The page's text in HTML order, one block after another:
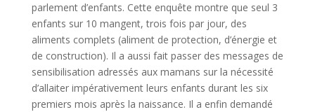
parlement d’enfants. Cette enquête montre que seul 3
enfants sur 10 mangent, trois fois par jour, des
aliments complets (aliment de protection, d’énergie et
de construction). Il a aussi fait passer des messages de
sensibilisation adressés aux mamans sur la nécessité
d’allaiter impérativement leurs enfants durant les six
premiers mois après la naissance. Il a enfin demandé